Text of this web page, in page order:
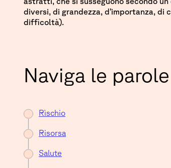
diversi, di grandezza, d’importanza,
difficoltà).
Naviga le
Rìschio
Risorsa
Salute